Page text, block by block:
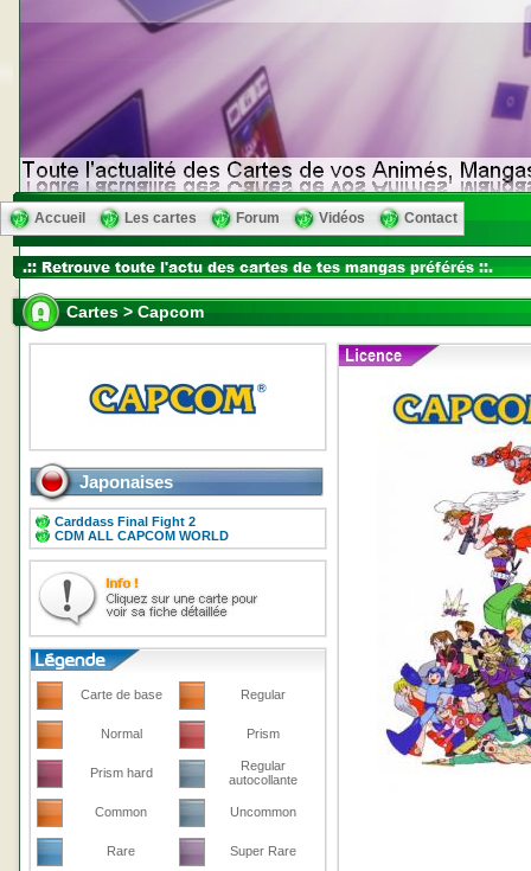
Accueil Les cartes Forum Vidéos Contact
Cartes > Capcom
Japonaises
Carddass Final Fight 2
CDM ALL CAPCOM WORLD
Carte de base Regular
Normal Prism
Prism hard
Regular
autocollante
Common Uncommon
Rare Super Rare